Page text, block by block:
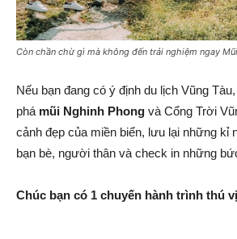
Còn chần chừ gì mà không đến trải nghiệm ngay
Nếu bạn đang có ý định du lịch Vũng
phá mũi Nghinh Phong và Cổng Trời
cảnh đẹp của miền biển, lưu lại những kỉ
bạn bè, người thân và check in những
Chúc bạn có 1 chuyến hành trình thú